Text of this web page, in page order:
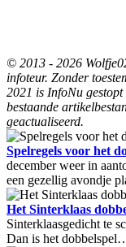
© 2013 - 2026
infoteur. Zonder
2021 is InfoNu
bestaande
geactualiseerd.
Spelregels voor het
december weer in
een gezellig avondje
Het Sinterklaas
Sinterklaasgedicht te
Dan is het